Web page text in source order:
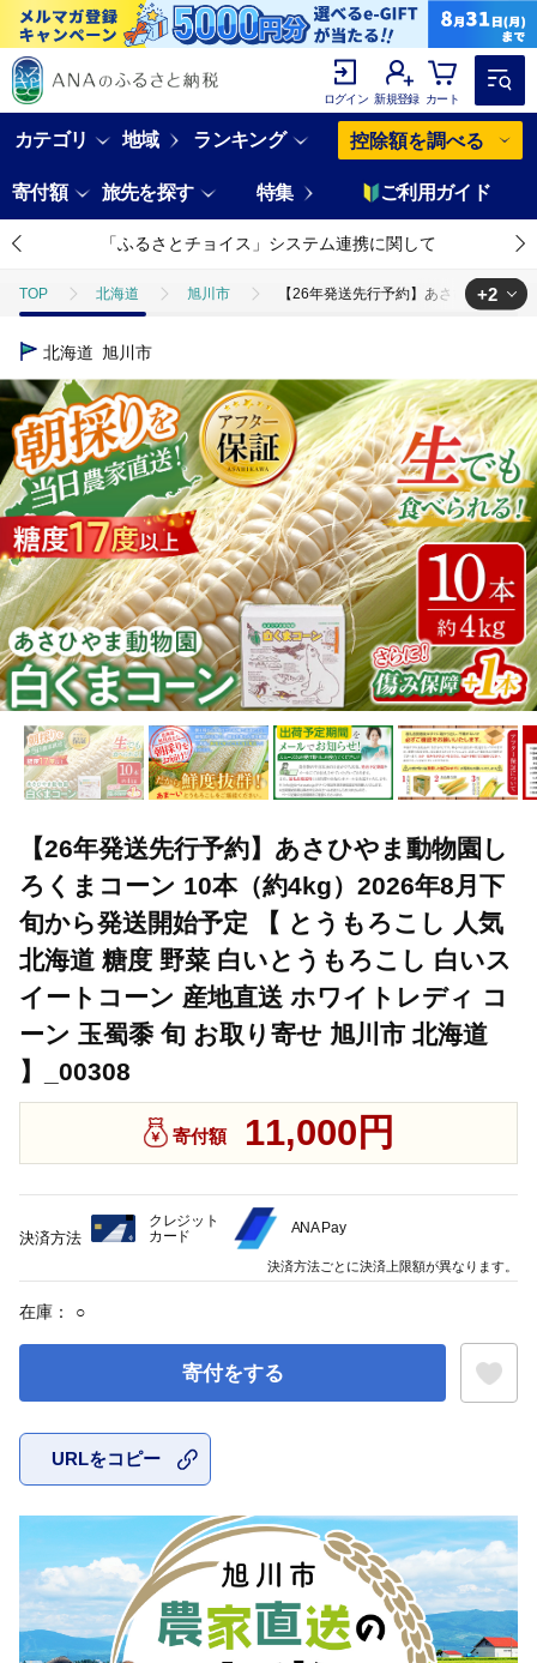
ログイン 新規登録 カート
カテゴリ 地域 ランキング 控除額を調べる
寄付額 旅先を探す 特集 ご利用ガイド
「ふるさとチョイス」システム連携に関して
TOP 北海道 旭川市 【26年発送先行予約】あさひやま動
TOP
TOP 野菜 とうもろこし 【26年発送先行予約】あさひやま
+2
北海道 旭川市
【26年発送先行予約】あさひやま動物園し
ろくまコーン 10本（約4kg）2026年8月下
旬から発送開始予定 【 とうもろこし 人気
北海道 糖度 野菜 白いとうもろこし 白いス
イートコーン 産地直送 ホワイトレディ コ
ーン 玉蜀黍 旬 お取り寄せ 旭川市 北海道
】_00308
寄付額 11,000円
在庫： ○
寄付をする
URLをコピー
決済方法
クレジット
カード
ANA Pay
決済方法ごとに決済上限額が異なります。